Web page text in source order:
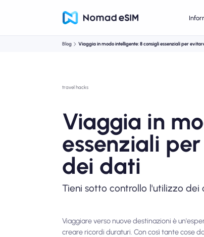
Blog Viaggia in modo intelligente: 8 consigli essenziali per
travel hacks
Viaggia in
essenziali
dei dati
Tieni sotto controllo l'utilizzo
Viaggiare verso nuove destinazioni è
creare ricordi duraturi. Con così tante cose